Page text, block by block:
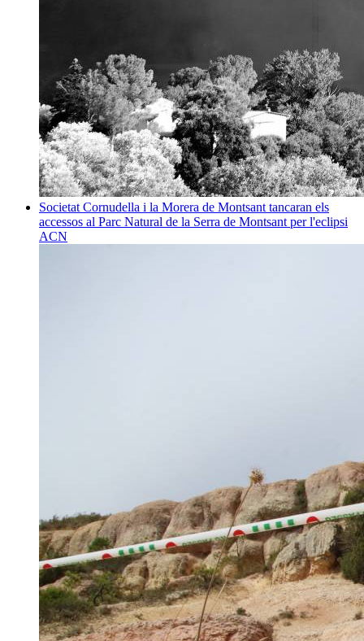
Societat Cornudella i la Morera de Montsant tancaran els
accessos al Parc Natural de la Serra de Montsant per l'eclipsi
ACN